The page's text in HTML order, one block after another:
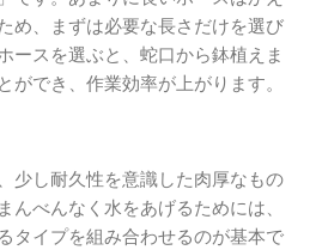
め、まずは必要な長さだけを選び
ースを選ぶと、蛇口から鉢植えま
ができ、作業効率が上がります。
少し耐久性を意識した肉厚なもの
んべんなく水をあげるためには、
タイプを組み合わせるのが基本で